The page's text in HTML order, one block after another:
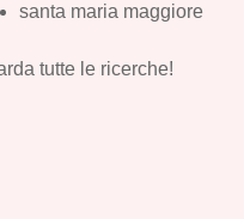
santa maria maggiore
tutte le ricerche!